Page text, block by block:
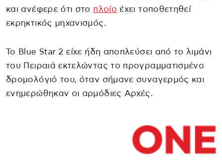
και ανέφερε ότι στο πλοίο έχει τοποθετηθεί
εκρηκτικός μηχανισμός.
Το Blue Star 2 είχε ήδη αποπλεύσει από το λιμάνι
του Πειραιά εκτελώντας το προγραμματισμένο
δρομολόγιό του, όταν σήμανε συναγερμός και
ενημερώθηκαν οι αρμόδιες Αρχές.